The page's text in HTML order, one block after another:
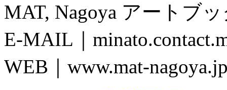
MAT, Nagoya アートブ
E-MAIL｜
WEB｜www.mat-